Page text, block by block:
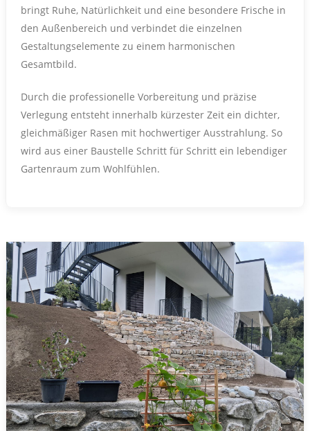
bringt Ruhe, Natürlichkeit und eine besondere Frische in
den Außenbereich und verbindet die einzelnen
Gestaltungselemente zu einem harmonischen
Gesamtbild.
Durch die professionelle Vorbereitung und präzise
Verlegung entsteht innerhalb kürzester Zeit ein dichter,
gleichmäßiger Rasen mit hochwertiger Ausstrahlung. So
wird aus einer Baustelle Schritt für Schritt ein lebendiger
Gartenraum zum Wohlfühlen.